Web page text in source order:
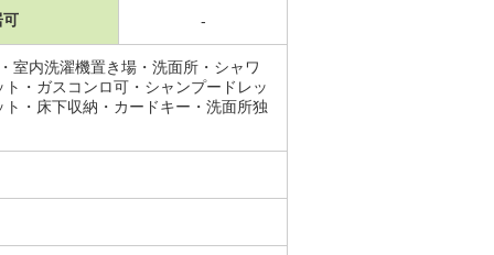
可 -
室内洗濯機置き場・洗面所・シャワ
・ガスコンロ可・シャンプードレッ
・床下収納・カードキー・洗面所独